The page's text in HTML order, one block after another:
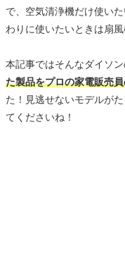
で、空気清浄機だけ使い
わりに使いたいときは扇
本記事ではそんなダイソン
た製品をプロの家電販売
た！見逃せないモデルが
てくださいね！